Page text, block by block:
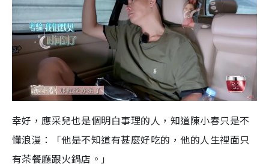
幸好，應采兒也是個明白事理的人，知道陳小春只是不
懂浪漫：「他是不知道有甚麼好吃的，他的人生裡面只
有茶餐廳跟火鍋店。」